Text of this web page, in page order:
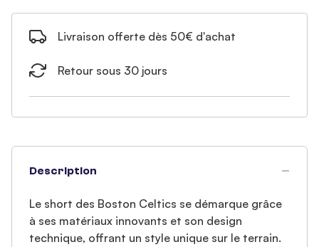
Livraison offerte dès 50€ d'achat
Retour sous 30 jours
Description
Le short des Boston Celtics se démarque grâce
à ses matériaux innovants et son design
technique, offrant un style unique sur le terrain.